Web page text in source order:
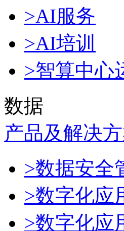
>AI服务
>AI培训
>智算中心
数据
产品及解决
>数据安全
>数字化应
>数字化应